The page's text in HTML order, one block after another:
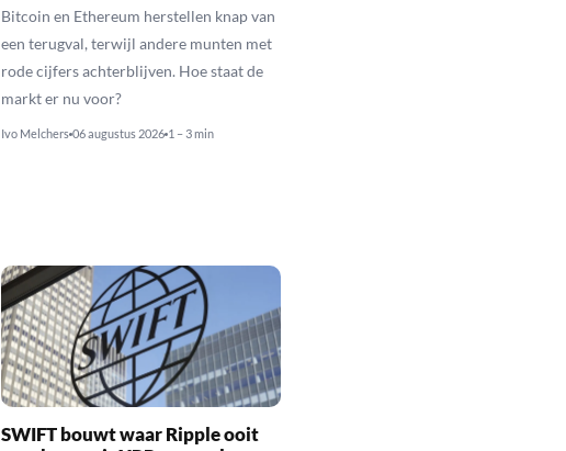
Bitcoin en Ethereum herstellen knap van
een terugval, terwijl andere munten met
rode cijfers achterblijven. Hoe staat de
markt er nu voor?
Ivo Melchers 06 augustus 2026 1 – 3 min
SWIFT bouwt waar Ripple ooit